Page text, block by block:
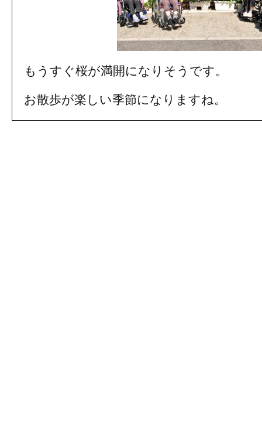
もうすぐ桜が満開になりそうです。
お散歩が楽しい季節になりますね。